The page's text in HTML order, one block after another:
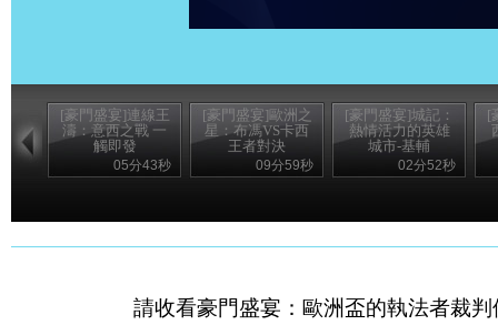
[豪門盛宴]連線王
濤：意西之戰 一
觸即發
05分43秒
[豪門盛宴]歐洲之
星：布馮VS卡西
王者對決
09分59秒
[豪門盛宴]城記：
熱情活力的英雄
城市-基輔
02分52秒
[
請收看豪門盛宴：歐洲盃的執法者裁